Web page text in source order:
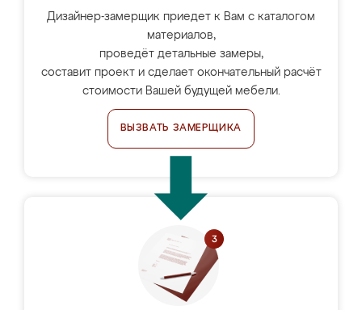
Дизайнер-замерщик приедет к Вам с каталогом
материалов,
проведёт детальные замеры,
составит проект и сделает окончательный расчёт
стоимости Вашей будущей мебели.
ВЫЗВАТЬ ЗАМЕРЩИКА